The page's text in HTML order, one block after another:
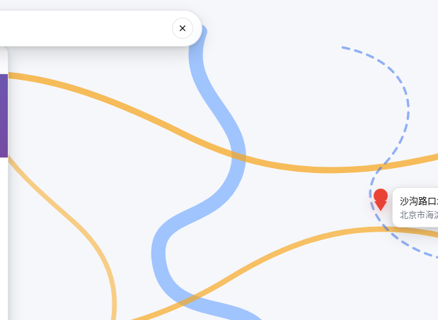
沙沟路
北京市海